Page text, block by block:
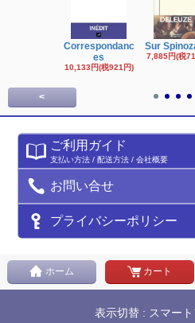
Correspondanc
es
10,133円(税921円)
Sur
7,885円(税
<
ご利用ガイド
支払い方法 / 配送方法 / 会社概要
お問い合せ
プライバシーポリシー
ホーム カート
表示切替 : スマー